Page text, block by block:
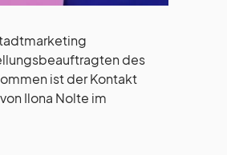
des
ist der Kontakt
Ilona Nolte im